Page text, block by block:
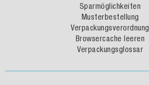
Sparmöglichkeiten
Musterbestellung
Verpackungsverordnung
Browsercache leeren
Verpackungsglossar